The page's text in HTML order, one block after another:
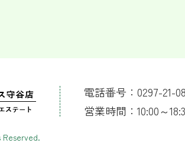
電話番号：0297-21-
営業時間：10:00～